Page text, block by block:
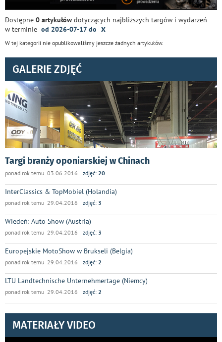
Dostępne 0 artykułów dotyczących najbliższych targów i wydarzeń
w terminie od 2026-07-17 do x
W tej kategorii nie opublikowaliśmy jeszcze żadnych artykułów.
GALERIE ZDJĘĆ
Targi branży oponiarskiej w Chinach
ponad rok temu 03.06.2016 zdjęć: 20
InterClassics & TopMobiel (Holandia)
ponad rok temu 29.04.2016 zdjęć: 3
Wiedeń: Auto Show (Austria)
ponad rok temu 29.04.2016 zdjęć: 3
Europejskie MotoShow w Brukseli (Belgia)
ponad rok temu 29.04.2016 zdjęć: 2
LTU Landtechnische Unternehmertage (Niemcy)
ponad rok temu 29.04.2016 zdjęć: 2
MATERIAŁY VIDEO